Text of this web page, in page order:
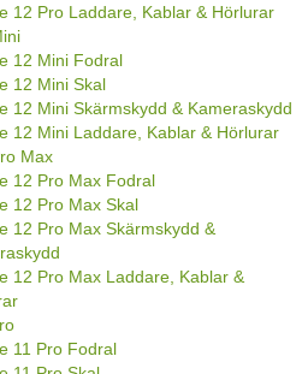
12 Pro Laddare, Kablar & Hörlurar
12 Mini Fodral
12 Mini Skal
12 Mini Skärmskydd & Kameraskydd
12 Mini Laddare, Kablar & Hörlurar
Max
12 Pro Max Fodral
12 Pro Max Skal
12 Pro Max Skärmskydd &
12 Pro Max Laddare, Kablar &
11 Pro Fodral